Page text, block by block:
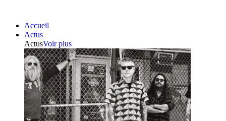
Accueil
Actus
ActusVoir plus